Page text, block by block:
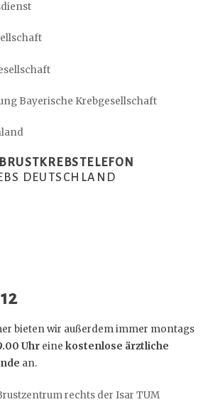
Bayerische Krebgesellschaft
DEUTSCHLAND
bieten wir außerdem immer montags
Uhr eine kostenlose ärztliche
an.
rechts der Isar TUM